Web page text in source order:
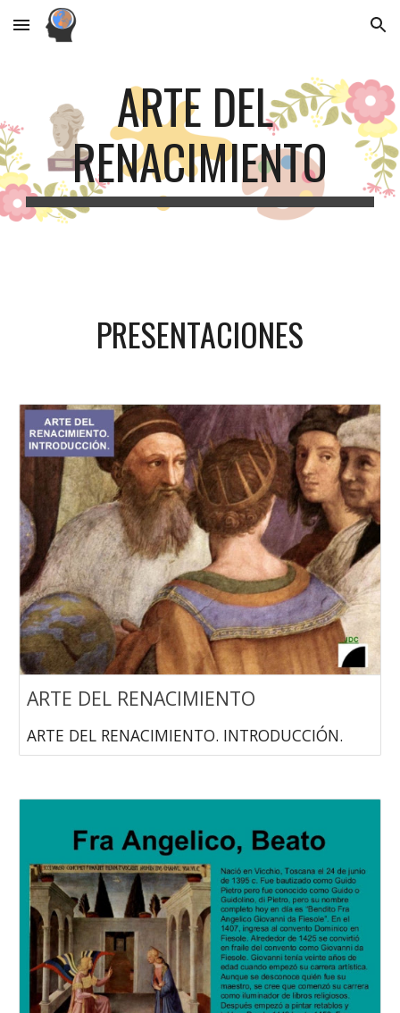
Skip to main content Skip to navigation
ARTE DEL
RENACIMIENTO
PRESENTACIONES
ARTE DEL RENACIMIENTO
ARTE DEL RENACIMIENTO. INTRODUCCIÓN.